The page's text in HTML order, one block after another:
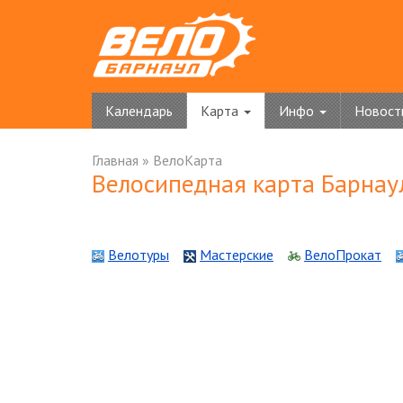
Календарь Карта Инфо
Главная » ВелоКарта
Велосипедная карта
Велотуры Мастерские ВелоПрокат